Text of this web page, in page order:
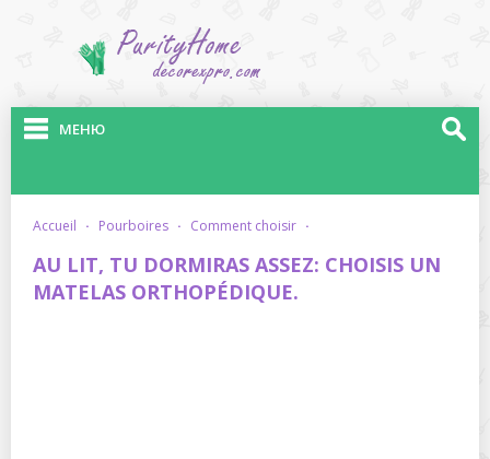
МЕНЮ
accueil · pourboires · comment choisir ·
AU LIT, TU DORMIRAS ASSEZ: CHOISIS UN
MATELAS ORTHOPÉDIQUE.